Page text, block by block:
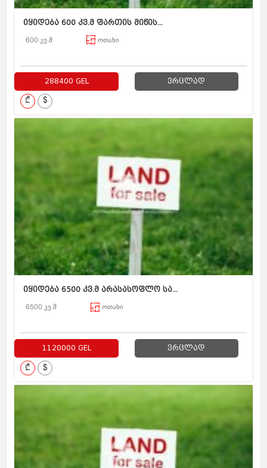
იყიდება 600 კვ.მ ფართის მიწის...
600 კვ.მ ოთახი
288400 GEL ვრცლად
₾ $
იყიდება 6500 კვ.მ არასასოფლო სა...
6500 კვ.მ ოთახი
1120000 GEL ვრცლად
₾ $